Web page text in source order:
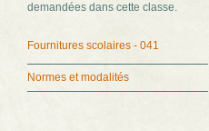
demandées dans cette classe.
Fournitures scolaires - 041
Normes et modalités